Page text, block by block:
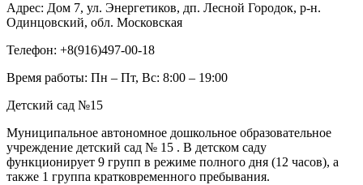
Адрес: Дом 7, ул. Энергетиков, дп. Лесной Городок, р-н.
Одинцовский, обл. Московская
Телефон: +8(916)497-00-18
Время работы: Пн – Пт, Вс: 8:00 – 19:00
Детский сад №15
Муниципальное автономное дошкольное образовательное
учреждение детский сад № 15 . В детском саду
функционирует 9 групп в режиме полного дня (12 часов), а
также 1 группа кратковременного пребывания.